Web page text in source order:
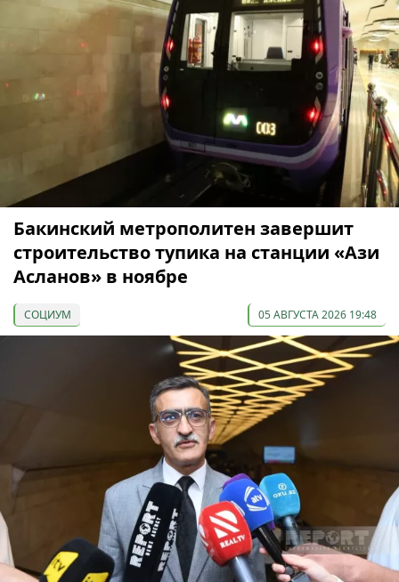
Бакинский метрополитен завершит
строительство тупика на станции «Ази
Асланов» в ноябре
СОЦИУМ 05 АВГУСТА 2026 19:48